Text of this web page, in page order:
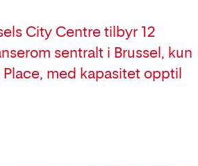
City Centre tilbyr 12
sentralt i Brussel, kun
med kapasitet opptil